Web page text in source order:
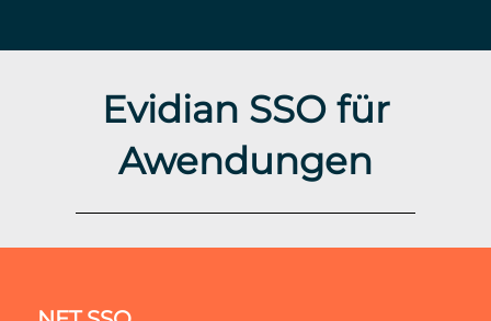
Evidian SSO für
Awendungen